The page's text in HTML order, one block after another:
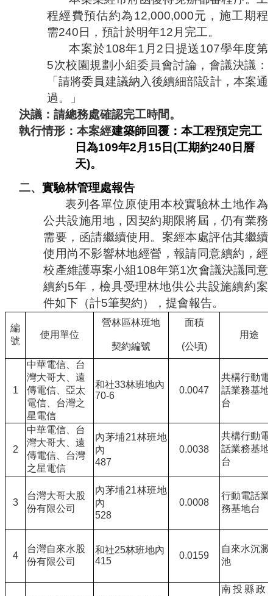
程經費預估約為12,000,000元，施工期程
需240 日，預計於明年12 月完工。
本案於108年1 月 2 日提送107學年度第
5次校園規劃小組委員會討論，會議決議：
「請將委員建議納入後續細部設計，本案通
過。」
決議：請總務處確認完工時間。
執行情形：本案經建築師回覆：本工程預定完工
日為109年2月 15 日 (工期約240 日曆
天)。
二、實驗林管理處報告
表列各單位原使用本校實驗林土地作為
公共設施用地，因契約期限將屆，仍有業務
需要，函請繼續使用。案經本處評估其繼續
使用尚不影響林地經營，報請同意續約，經
校產維護專案小組 108年第1次會議決議同意
續約5年，檢具受理林地供公共設施續約案
件如下（計5筆契約），提會報告。
編
號
使用單位
營林區林班地
契約編號
面積
(公頃)
用途
1
中華電信、台
灣大哥大、遠
傳電信、亞太
電信、台灣之
星電信
和社33林班地內
70-6
0.0047
共構行動電
話業務基地
台
2
中華電信、台
灣大哥大、遠
傳電信、台灣
之星電信
內茅埔21林班地
內
487
0.0038
共構行動電
話業務基地
台
3
台灣大哥大股
份有限公司
內茅埔21林班地
內
528
0.0008
行動電話業
務基地台
4
台灣自來水股
份有限公司
和社25林班地內
415
0.0159
自來水沉澱
池
南投縣政